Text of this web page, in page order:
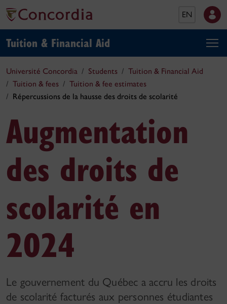
EN
Tuition & Financial Aid
Université Concordia Students
Tuition & Financial Aid
Tuition & fees
Tuition & fee estimates
Répercussions de la hausse des droits de scolarité
Augmentation
des droits de
scolarité en
2024
Le gouvernement du Québec a accru les droits
de scolarité facturés aux personnes étudiantes